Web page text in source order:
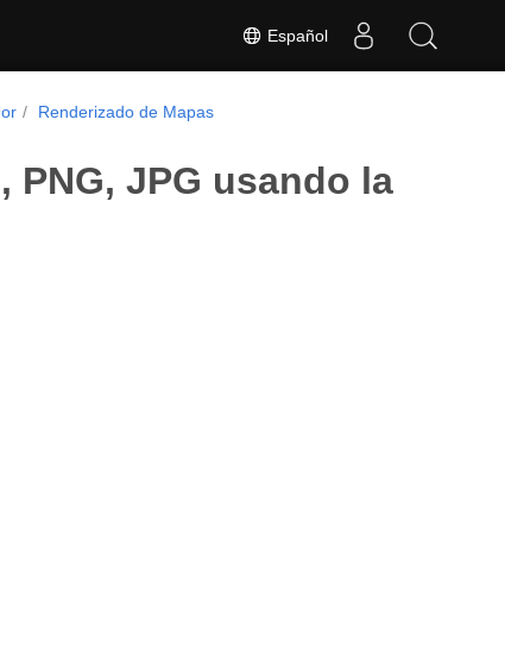
Español
Renderizado de Mapas
PNG, JPG usando la